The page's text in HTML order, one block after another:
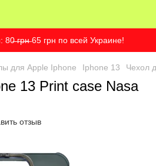
80̶ ̶г̶р̶н̶ 65 грн по всей Украине!
для Apple Iphone Iphone 13 Чехол
13 Print case Nasa
отзыв